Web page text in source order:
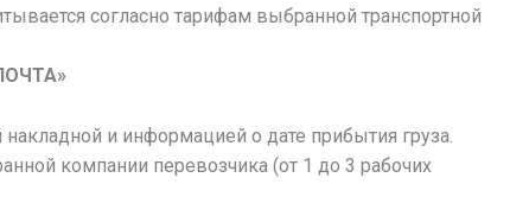
согласно тарифам выбранной транспортной
и информацией о дате прибытия груза.
компании перевозчика (от 1 до 3 рабочих